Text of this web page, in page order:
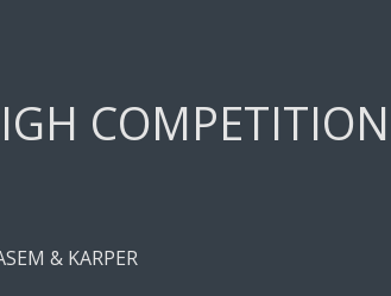
COMPETITION
& KARPER